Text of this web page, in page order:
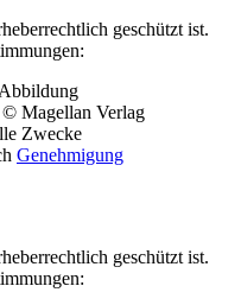
geschützt ist.
Magellan Verlag
Zwecke
Genehmigung
geschützt ist.